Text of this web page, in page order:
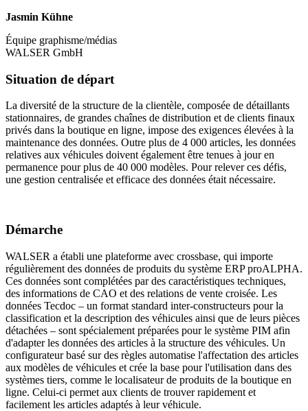
Jasmin Kühne
Équipe graphisme/médias
WALSER GmbH
Situation de départ
La diversité de la structure de la clientèle, composée de détaillants
stationnaires, de grandes chaînes de distribution et de clients finaux
privés dans la boutique en ligne, impose des exigences élevées à la
maintenance des données. Outre plus de 4 000 articles, les données
relatives aux véhicules doivent également être tenues à jour en
permanence pour plus de 40 000 modèles. Pour relever ces défis,
une gestion centralisée et efficace des données était nécessaire.
Démarche
WALSER a établi une plateforme avec crossbase, qui importe
régulièrement des données de produits du système ERP proALPHA.
Ces données sont complétées par des caractéristiques techniques,
des informations de CAO et des relations de vente croisée. Les
données Tecdoc – un format standard inter-constructeurs pour la
classification et la description des véhicules ainsi que de leurs pièces
détachées – sont spécialement préparées pour le système PIM afin
d'adapter les données des articles à la structure des véhicules. Un
configurateur basé sur des règles automatise l'affectation des articles
aux modèles de véhicules et crée la base pour l'utilisation dans des
systèmes tiers, comme le localisateur de produits de la boutique en
ligne. Celui-ci permet aux clients de trouver rapidement et
facilement les articles adaptés à leur véhicule.